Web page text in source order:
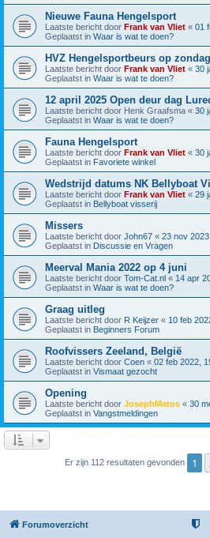
Nieuwe Fauna Hengelsport
Laatste bericht door Frank van Vliet « 01
Geplaatst in Waar is wat te doen?
HVZ Hengelsportbeurs op
Laatste bericht door Frank van Vliet « 30
Geplaatst in Waar is wat te doen?
12 april 2025 Open deur dag
Laatste bericht door Henk Graafsma « 30
Geplaatst in Waar is wat te doen?
Fauna Hengelsport
Laatste bericht door Frank van Vliet « 30
Geplaatst in Favoriete winkel
Wedstrijd datums NK Bellyboat
Laatste bericht door Frank van Vliet « 29
Geplaatst in Bellyboat visserij
Missers
Laatste bericht door John67 « 23 nov
Geplaatst in Discussie en Vragen
Meerval Mania 2022 op 4 juni
Laatste bericht door Tom-Cat.nl « 14 apr
Geplaatst in Waar is wat te doen?
Graag uitleg
Laatste bericht door R Keijzer « 10 feb
Geplaatst in Beginners Forum
Roofvissers Zeeland, België
Laatste bericht door Coen « 02 feb 2022,
Geplaatst in Vismaat gezocht
Opening
Laatste bericht door JosephMatos « 30
Geplaatst in Vangstmeldingen
Er zijn 112 resultaten gevonden 1
Forumoverzicht